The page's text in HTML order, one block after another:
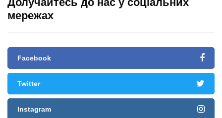
мережах
Facebook
Twitter
Instagram